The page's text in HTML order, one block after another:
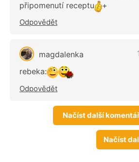
připomenutí receptu
+
Odpovědět
magdalenka
rebeka:
Odpovědět
Načíst další
Načíst